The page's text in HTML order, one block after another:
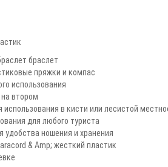
браслет
пряжки и компас
использования
втором
в кисти или лесистой
для любого туриста
удобства ношения и хранения
& Amp; жесткий пластик